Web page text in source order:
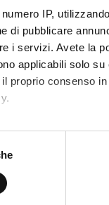
IP,
di pubblicare
i servizi. Avete la
applicabili solo su
proprio consenso
di qualche
Movimento